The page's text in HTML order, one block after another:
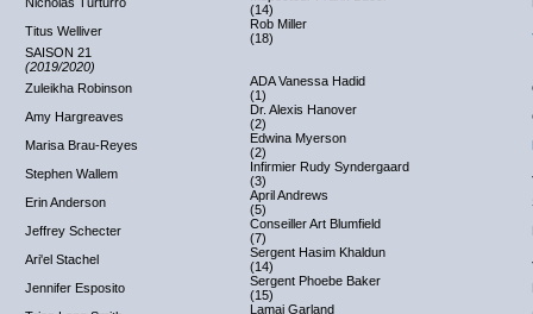
(14)
Titus Welliver
Rob Miller
(18)
SAISON 21
(2019/2020)
Zuleikha Robinson
ADA Vanessa Hadid
(1)
Amy Hargreaves
Dr. Alexis Hanover
(2)
Marisa Brau-Reyes
Edwina Myerson
(2)
Stephen Wallem
Infirmier Rudy Syndergaard
(3)
Erin Anderson
April Andrews
(5)
Jeffrey Schecter
Conseiller Art Blumfield
(7)
Ari'el Stachel
Sergent Hasim Khaldun
(14)
Jennifer Esposito
Sergent Phoebe Baker
(15)
Lamai Garland